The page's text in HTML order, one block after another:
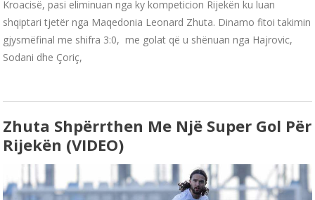
Kroacisë, pasi eliminuan nga ky kompeticion Rijekën ku luan
shqiptari tjetër nga Maqedonia Leonard Zhuta. Dinamo fitoi takimin
gjysmëfinal me shifra 3:0, me golat që u shënuan nga Hajrovic,
Sodani dhe Çoriç,
Zhuta Shpërrthen Me Një Super Gol Për
Rijekën (VIDEO)